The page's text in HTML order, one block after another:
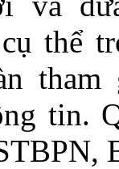
thể
tham
tin.